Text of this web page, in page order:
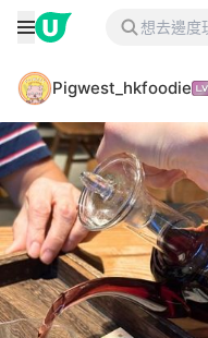
Pigwest_hkfoodie